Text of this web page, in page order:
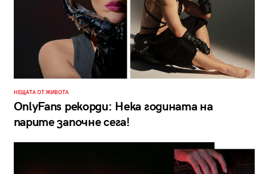
НЕЩАТА ОТ ЖИВОТА
OnlyFans рекорди: Нека годината на
парите започне сега!